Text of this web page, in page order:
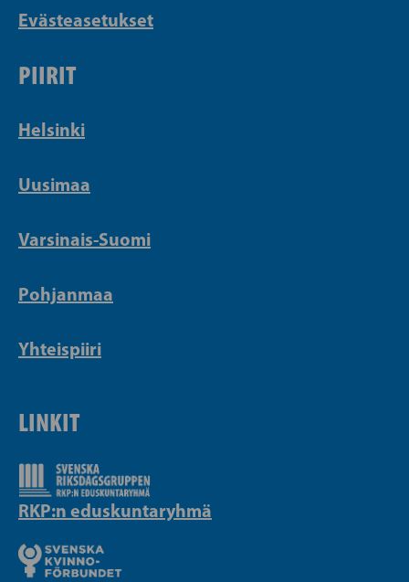
Evästeasetukset
PIIRIT
Helsinki
Uusimaa
Varsinais-Suomi
Pohjanmaa
Yhteispiiri
LINKIT
RKP:n eduskuntaryhmä